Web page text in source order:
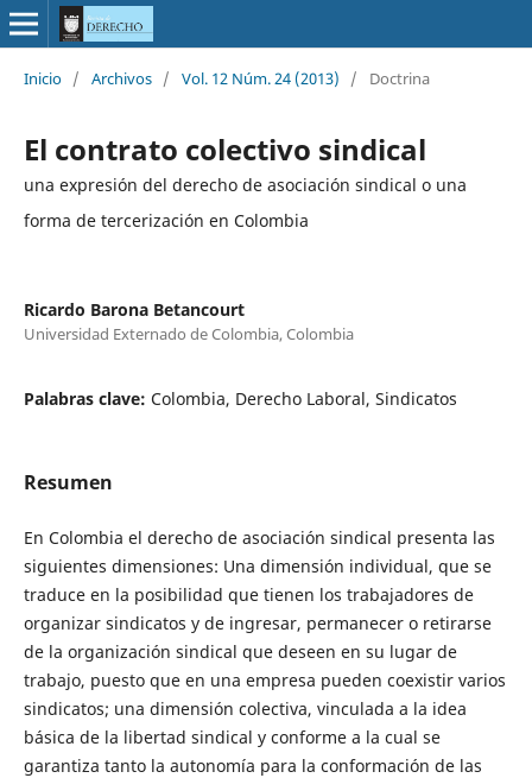
Inicio / Archivos / Vol. 12 Núm. 24 (2013) / Doctrina
El contrato colectivo sindical
una expresión del derecho de asociación sindical o una
forma de tercerización en Colombia
Ricardo Barona Betancourt
Universidad Externado de Colombia, Colombia
Palabras clave: Colombia, Derecho Laboral, Sindicatos
Resumen
En Colombia el derecho de asociación sindical presenta las
siguientes dimensiones: Una dimensión individual, que se
traduce en la posibilidad que tienen los trabajadores de
organizar sindicatos y de ingresar, permanecer o retirarse
de la organización sindical que deseen en su lugar de
trabajo, puesto que en una empresa pueden coexistir varios
sindicatos; una dimensión colectiva, vinculada a la idea
básica de la libertad sindical y conforme a la cual se
garantiza tanto la autonomía para la conformación de las